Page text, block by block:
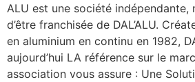
ALU est une société indépendante,
d’être franchisée de DAL’ALU.
en aluminium en continu en 1982,
aujourd’hui LA référence sur le
association vous assure : Une